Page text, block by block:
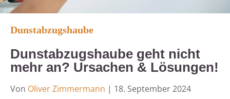
Dunstabzugshaube
Dunstabzugshaube geht nicht
mehr an? Ursachen & Lösungen!
Von Oliver Zimmermann | 18. September 2024